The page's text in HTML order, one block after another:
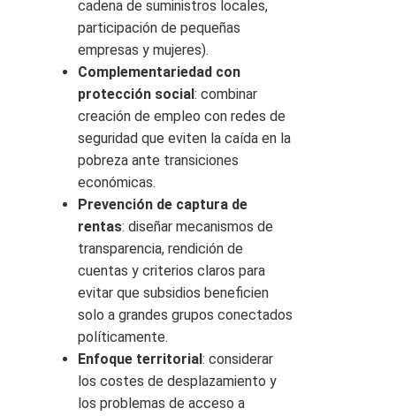
cadena de suministros locales,
participación de pequeñas
empresas y mujeres).
Complementariedad con
protección social : combinar
creación de empleo con redes de
seguridad que eviten la caída en la
pobreza ante transiciones
económicas.
Prevención de captura de
rentas: diseñar mecanismos de
transparencia, rendición de
cuentas y criterios claros para
evitar que subsidios beneficien
solo a grandes grupos conectados
políticamente.
Enfoque territorial : considerar
los costes de desplazamiento y
los problemas de acceso a